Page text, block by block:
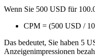
Wenn Sie 500 USD für
CPM = (500 USD /
Das bedeutet, Sie haben 5
Anzeigenimpressionen